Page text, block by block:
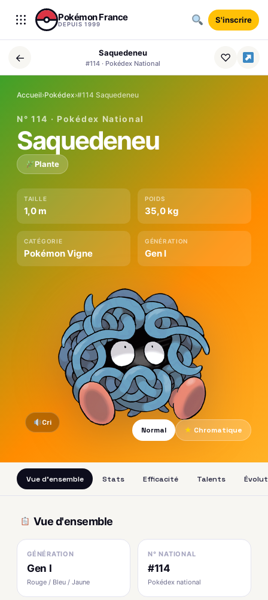
Aller au contenu
Pokémon France
DEPUIS 1999 S'inscrire
← Saquedeneu
#114 · Pokédex National ♡
Accueil›Pokédex›#114 Saquedeneu
N° 114 · Pokédex National
Saquedeneu
Plante
TAILLE
1,0 m
POIDS
35,0 kg
CATÉGORIE
Pokémon Vigne
GÉNÉRATION
Gen I
Cri
Normal
★ Chromatique
Vue d'ensemble Stats Efficacité Talents
Vue d'ensemble
GÉNÉRATION
Gen I
Rouge / Bleu / Jaune
N° NATIONAL
#114
Pokédex national